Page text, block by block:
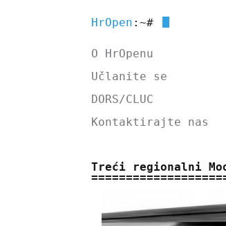
HrOpen :~#
O HrOpenu
Učlanite se
DORS/CLUC
Kontaktirajte nas
Treći regionalni